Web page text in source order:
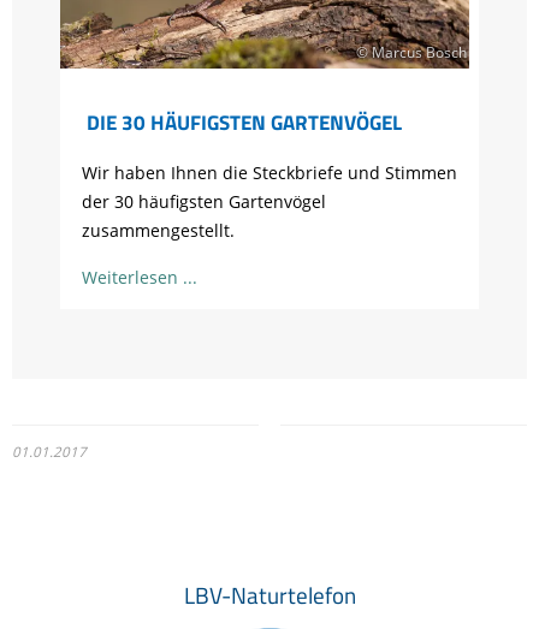
© Marcus Bosch
DIE 30 HÄUFIGSTEN GARTENVÖGEL
Wir haben Ihnen die Steckbriefe und Stimmen
der 30 häufigsten Gartenvögel
zusammengestellt.
Weiterlesen
01.01.2017
LBV-Naturtelefon